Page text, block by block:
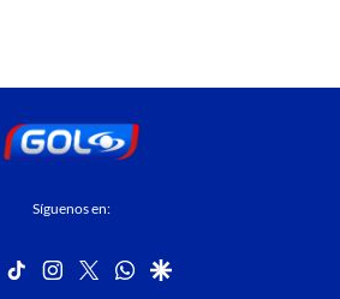
Síguenos en:
facebook
tiktok instagram
twitterwhatsapp
google